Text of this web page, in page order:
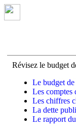
Révisez le budget
Le budget
Les comptes
Les chiffres
La dette
Le rapport